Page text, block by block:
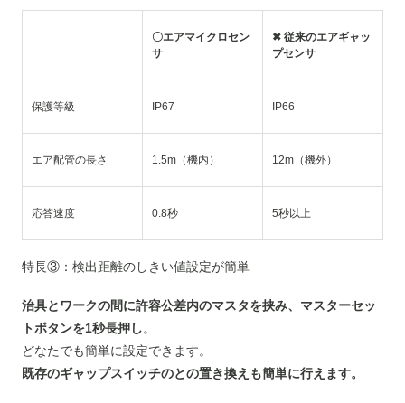
〇エアマイクロセン
サ
✖ 従来のエアギャッ
プセンサ
保護等級 IP67 IP66
エア配管の長さ 1.5m（機内） 12m（機外）
応答速度 0.8秒 5秒以上
特長③：検出距離のしきい値設定が簡単
治具とワークの間に許容公差内のマスタを挟み、マスターセッ
トボタンを1秒長押し。
どなたでも簡単に設定できます。
既存のギャップスイッチのとの置き換えも簡単に行えます。